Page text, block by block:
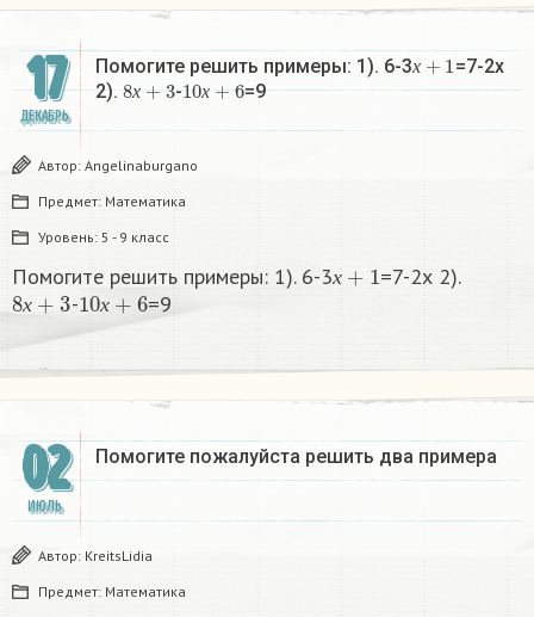
17
ДЕКАБРЬ
Помогите решить примеры: 1). 6-3 х
х+1 =7-2х
2).
х
8х+3 - х
10х+6 =9
Автор: Angelinaburgano
Предмет: Математика
Уровень: 5 - 9 класс
Помогите решить примеры: 1). 6-3х =7-2х 2).
х
8х+3 - х
10х+6 =9
02
ИЮЛЬ
Помогите пожалуйста решить два примера
Автор: KreitsLidia
Предмет: Математика